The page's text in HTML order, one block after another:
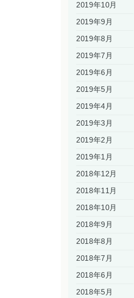
2019年10月
2019年9月
2019年8月
2019年7月
2019年6月
2019年5月
2019年4月
2019年3月
2019年2月
2019年1月
2018年12月
2018年11月
2018年10月
2018年9月
2018年8月
2018年7月
2018年6月
2018年5月